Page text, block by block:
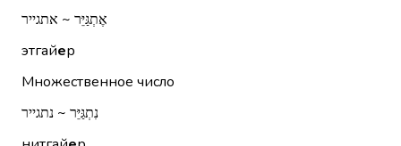
אֶתְגַּיֵּר ~ אתגייר
этгайер
Множественное число
נִתְגַּיֵּר ~ נתגייר